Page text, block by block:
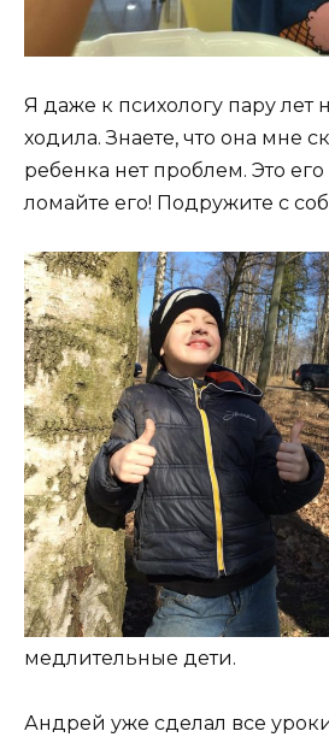
Я даже к психологу пару лет
ходила. Знаете, что она мне
ребенка нет проблем. Это
ломайте его! Подружите с
медлительные дети.
Андрей уже сделал все